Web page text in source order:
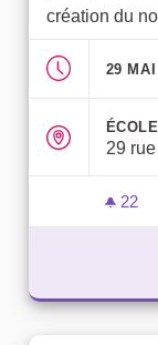
création du
29
29
22